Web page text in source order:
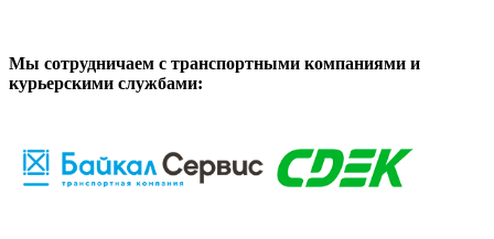
Мы сотрудничаем с транспортными компаниями и
курьерскими службами: